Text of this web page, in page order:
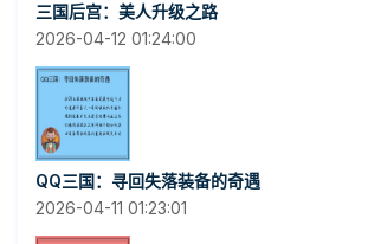
三国后宫：美人升级之路
2026-04-12 01:24:00
QQ三国：寻回失落装备的奇遇
2026-04-11 01:23:01